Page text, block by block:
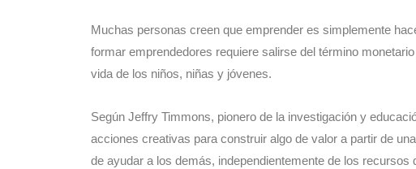
Muchas personas creen que emprender es simplemente
formar emprendedores requiere salirse del término
vida de los niños, niñas y jóvenes.
Según Jeffry Timmons, pionero de la investigación y
acciones creativas para construir algo de valor a partir de
de ayudar a los demás, independientemente de los